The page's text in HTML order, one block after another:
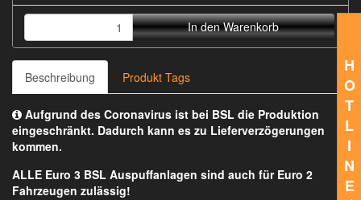
H
O
T
L
I
N
E
In den Warenkorb
Beschreibung Produkt Tags
Aufgrund des Coronavirus ist bei BSL die Produktion
eingeschränkt. Dadurch kann es zu Lieferverzögerungen
kommen.
ALLE Euro 3 BSL Auspuffanlagen sind auch für Euro 2
Fahrzeugen zulässig!